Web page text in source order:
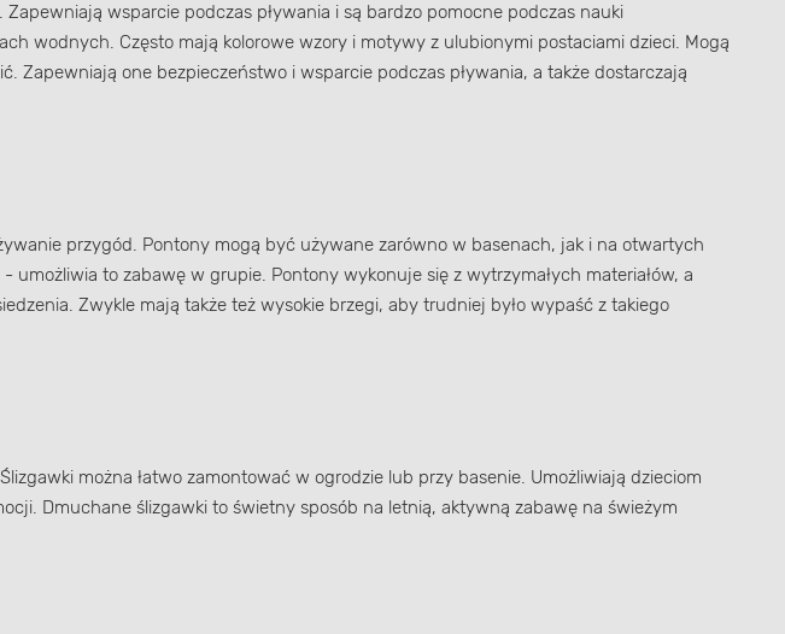
wsparcie podczas pływania i są bardzo pomocne podczas nauki
wodnych. Często mają kolorowe wzory i motywy z ulubionymi postaciami dzieci. Mogą
Zapewniają one bezpieczeństwo i wsparcie podczas pływania, a także dostarczają
przygód. Pontony mogą być używane zarówno w basenach, jak i na otwartych
to zabawę w grupie. Pontony wykonuje się z wytrzymałych materiałów, a
Zwykle mają także też wysokie brzegi, aby trudniej było wypaść z takiego
Ślizgawki można łatwo zamontować w ogrodzie lub przy basenie. Umożliwiają dzieciom
Dmuchane ślizgawki to świetny sposób na letnią, aktywną zabawę na świeżym